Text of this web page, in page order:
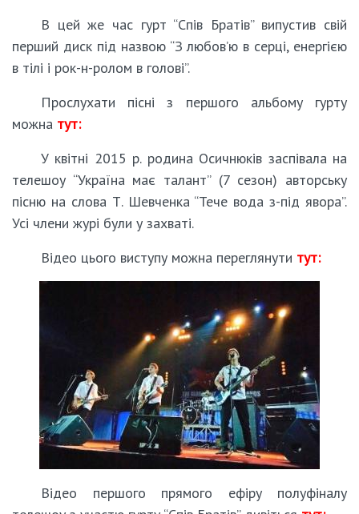
В цей же час гурт “Спів Братів” випустив свій
перший диск під назвою “З любов’ю в серці, енергією
в тілі і рок-н-ролом в голові”.
Прослухати пісні з першого альбому гурту
можна тут:
У квітні 2015 р. родина Осичнюків заспівала на
телешоу “Україна має талант” (7 сезон) авторську
пісню на слова Т. Шевченка “Тече вода з-під явора”.
Усі члени журі були у захваті.
Відео цього виступу можна переглянути тут:
Відео першого прямого ефіру полуфіналу